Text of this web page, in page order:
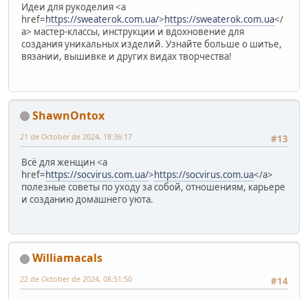
Идеи для рукоделия <a
href=https://sweaterok.com.ua/>https://sweaterok.com.ua</
a> мастер-классы, инструкции и вдохновение для
создания уникальных изделий. Узнайте больше о шитье,
вязании, вышивке и других видах творчества!
ShawnOntox
#13
21 de October de 2024, 18:36:17
Всё для женщин <a
href=https://socvirus.com.ua/>https://socvirus.com.ua</a>
полезные советы по уходу за собой, отношениям, карьере
и созданию домашнего уюта.
Williamacals
#14
22 de October de 2024, 08:51:50